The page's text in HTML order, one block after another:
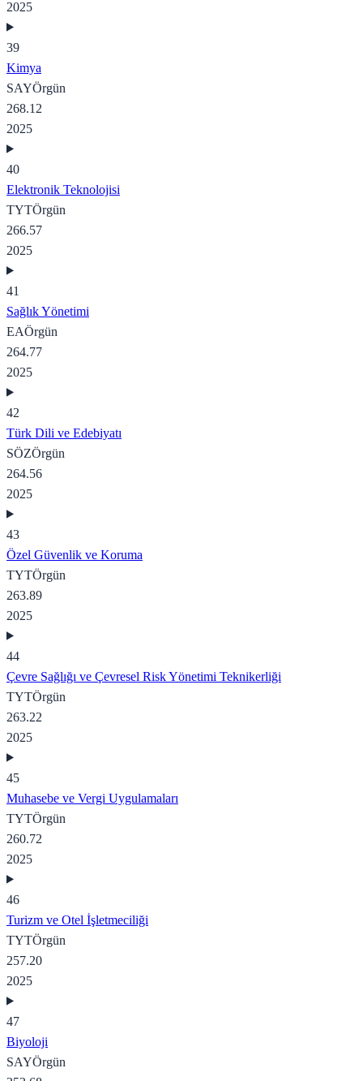
2025
39
Kimya
SAYÖrgün
268.12
2025
40
Elektronik Teknolojisi
TYTÖrgün
266.57
2025
41
Sağlık Yönetimi
EAÖrgün
264.77
2025
42
Türk Dili ve Edebiyatı
SÖZÖrgün
264.56
2025
43
Özel Güvenlik ve Koruma
TYTÖrgün
263.89
2025
44
Çevre Sağlığı ve Çevresel Risk Yönetimi Teknikerliği
TYTÖrgün
263.22
2025
45
Muhasebe ve Vergi Uygulamaları
TYTÖrgün
260.72
2025
46
Turizm ve Otel İşletmeciliği
TYTÖrgün
257.20
2025
47
Biyoloji
SAYÖrgün